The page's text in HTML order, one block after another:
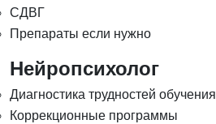
СДВГ
Препараты если нужно
Нейропсихолог
Диагностика трудностей обучения
Коррекционные программы